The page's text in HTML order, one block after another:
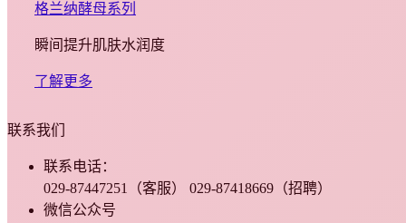
格兰纳酵母系列
瞬间提升肌肤水润度
了解更多
联系我们
联系电话：
029-87447251（客服） 029-87418669（招聘）
微信公众号